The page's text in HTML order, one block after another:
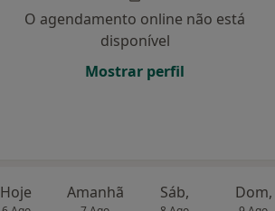
O agendamento online não está
disponível
Mostrar perfil
Hoje Amanhã Sáb, Dom,